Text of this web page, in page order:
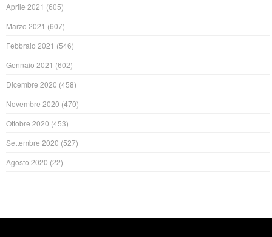
Aprile 2021 (605)
Marzo 2021 (607)
Febbraio 2021 (546)
Gennaio 2021 (602)
Dicembre 2020 (458)
Novembre 2020 (470)
Ottobre 2020 (453)
Settembre 2020 (527)
Agosto 2020 (22)